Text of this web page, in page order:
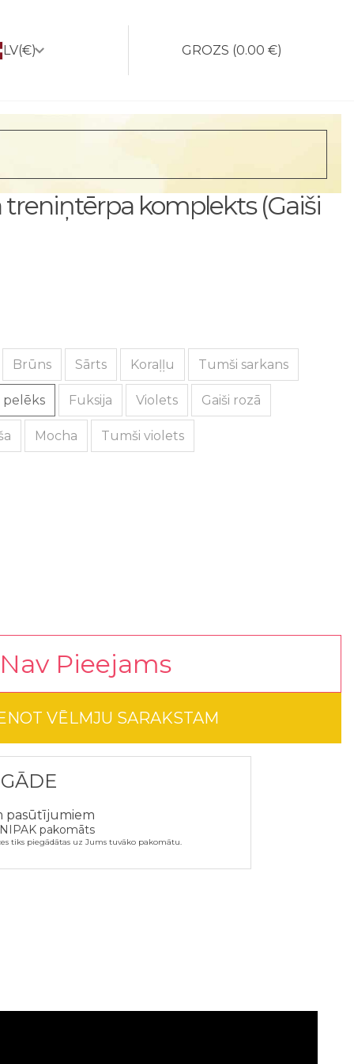
LV(€) GROZS (0.00 €)
treniņtērpa komplekts (Gaiši
Brūns Sārts Koraļļu Tumši sarkans
pelēks Fuksija Violets Gaiši rozā
Mocha Tumši violets
Nav Pieejams
VĒLMJU SARAKSTAM
pasūtījumiem
pakomāts
tiks piegādātas uz Jums tuvāko pakomātu.